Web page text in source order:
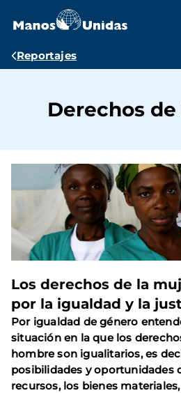
contenido
Ruta
Reportajes
Derechos
Los derechos de la
por la igualdad y la
Por igualdad de género
situación en la que los
hombre son igualitarios, es
posibilidades y oportunidades
recursos, los bienes